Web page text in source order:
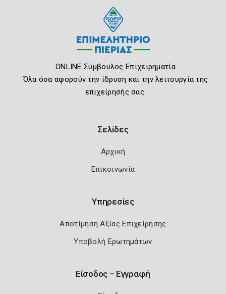
ONLINE Σύμβουλος Επιχειρηματία
Όλα όσα αφορούν την ίδρυση και την λειτουργία της
επιχείρησής σας.
Σελίδες
Αρχική
Επικοινωνία
Υπηρεσίες
Αποτίμηση Αξίας Επιχείρησης
Υποβολή Ερωτημάτων
Είσοδος – Εγγραφή